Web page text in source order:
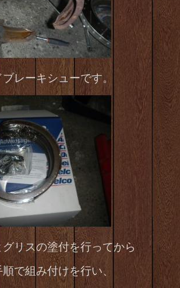
レーキシューです。
リスの塗付を行ってから
で組み付けを行い、